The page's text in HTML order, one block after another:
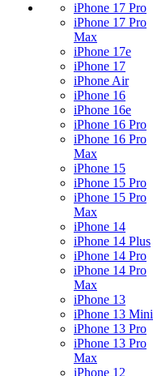
iPhone 17 Pro
iPhone 17 Pro
Max
iPhone 17e
iPhone 17
iPhone Air
iPhone 16
iPhone 16e
iPhone 16 Pro
iPhone 16 Pro
Max
iPhone 15
iPhone 15 Pro
iPhone 15 Pro
Max
iPhone 14
iPhone 14 Plus
iPhone 14 Pro
iPhone 14 Pro
Max
iPhone 13
iPhone 13 Mini
iPhone 13 Pro
iPhone 13 Pro
Max
iPhone 12